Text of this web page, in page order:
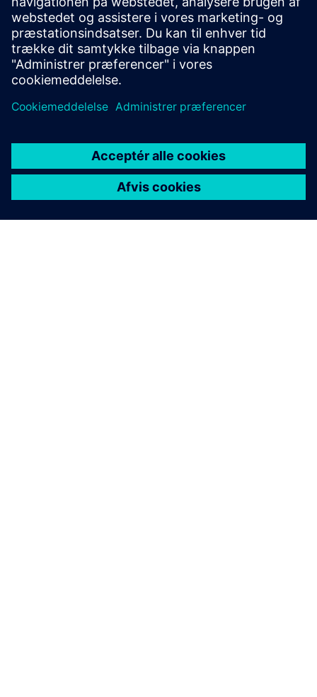
Få nye perspektiver på PLM Components og PLM-markedet
generelt.
Besøg PLM Components blog